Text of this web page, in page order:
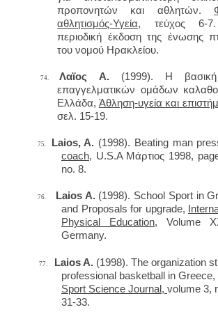
προπονητών και αθλητών.
αθλητισμός-Υγεία, τεύχος 6-
περιοδική έκδοση της ένωσης
του νομού Ηρακλείου.
74.Λαϊος Α. (1999). Η βασική
επαγγελματικών ομάδων
Ελλάδα, Άθληση-υγεία και
σελ. 15-19.
75. Laios, A. (1998). Beating man
coach, U.S.A Μάρτιος 1998,
no. 8.
76. Laios A. (1998). School Sport in
and Proposals for upgrade,
Physical Education, Volume
Germany.
77. Laios A. (1998). The organization
professional basketball in
Sport Science Journal, volume 3,
31-33.